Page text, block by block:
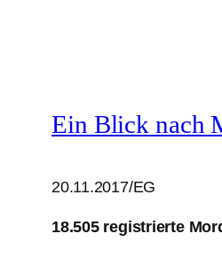
Ein Blick nach
20.11.2017/EG
18.505 registrierte